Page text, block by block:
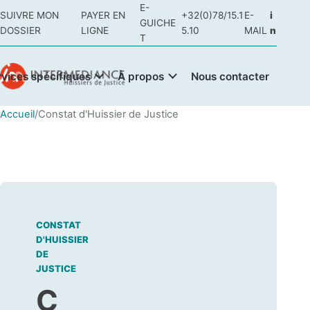
SUIVRE MON
DOSSIER
PAYER EN
LIGNE
E-
GUICHE
T
+32(0)78/15.1
5.10
E-
MAIL
i
n
spécifiques À propos Nous contacter
Accueil/Constat d'Huissier de Justice
CONSTAT
D'HUISSIER
DE
JUSTICE
C